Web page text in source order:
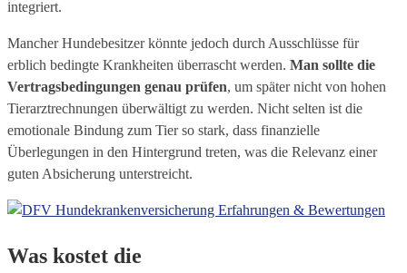
integriert.
Mancher Hundebesitzer könnte jedoch durch Ausschlüsse für
erblich bedingte Krankheiten überrascht werden. Man sollte die
Vertragsbedingungen genau prüfen, um später nicht von hohen
Tierarztrechnungen überwältigt zu werden. Nicht selten ist die
emotionale Bindung zum Tier so stark, dass finanzielle
Überlegungen in den Hintergrund treten, was die Relevanz einer
guten Absicherung unterstreicht.
Was kostet die